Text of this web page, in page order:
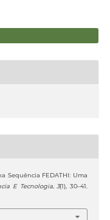
Sequência FEDATHI: Uma
E Tecnologia,3(1), 30–41.